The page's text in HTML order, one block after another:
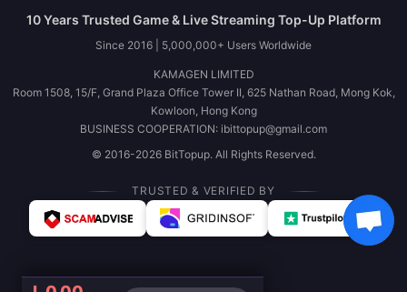
10 Years Trusted Game & Live Streaming Top-Up Platform
Since 2016 | 5,000,000+ Users Worldwide
KAMAGEN LIMITED
Room 1508, 15/F, Grand Plaza Office Tower II, 625 Nathan Road, Mong Kok,
Kowloon, Hong Kong
BUSINESS COOPERATION: ibittopup@gmail.com
© 2016-2026 BitTopup. All Rights Reserved.
TRUSTED & VERIFIED BY